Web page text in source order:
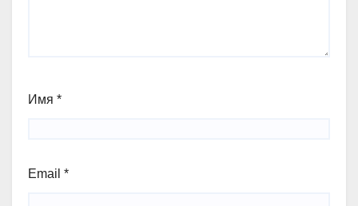
Имя *
Email *